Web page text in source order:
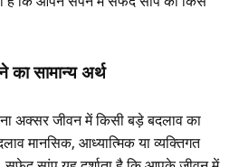
सामान्य अर्थ
अक्सर जीवन में किसी बड़े बदलाव का
मानसिक, आध्यात्मिक या व्यक्तिगत